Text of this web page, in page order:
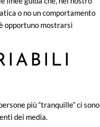
o no un comportamento
opportuno mostrarsi
più “tranquille” ci sono
dei media.